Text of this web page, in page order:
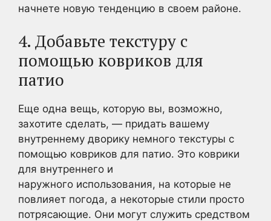
начнете новую тенденцию в своем районе.
4. Добавьте текстуру с
помощью ковриков для
патио
Еще одна вещь, которую вы, возможно,
захотите сделать, — придать вашему
внутреннему дворику немного текстуры с
помощью ковриков для патио. Это коврики
для внутреннего и
наружного использования, на которые не
повлияет погода, а некоторые стили просто
потрясающие. Они могут служить средством